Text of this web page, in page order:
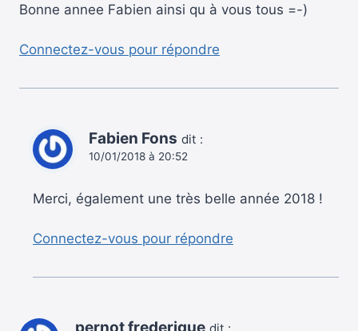
Bonne annee Fabien ainsi qu à vous tous =-)
Connectez-vous pour répondre
Fabien Fons dit :
10/01/2018 à 20:52
Merci, également une très belle année 2018 !
Connectez-vous pour répondre